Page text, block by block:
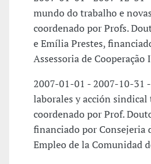
mundo do trabalho e
coordenado por Profs.
e Emília Prestes,
Assessoria de
2007-01-01 - 2007-10-31
laborales y acción
coordenado por Prof.
financiado por Consejeria
Empleo de la Comunidad